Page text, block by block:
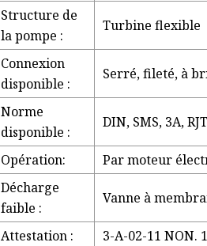
Structure de
la pompe :
Turbine flexible
Connexion
disponible :
Serré, fileté, à
Norme
disponible :
DIN, SMS, 3A,
Opération:
Par moteur
Décharge
faible :
Vanne à
Attestation : 3-A-02-11 NON.